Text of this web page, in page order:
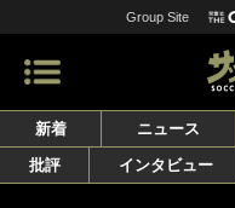
Group Site
新着 ニュース
批評
インタビュー